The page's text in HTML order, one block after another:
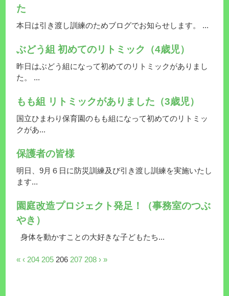
た
本日は引き渡し訓練のためブログでお知らせします。 ...
ぶどう組 初めてのリトミック（4歳児）
昨日はぶどう組になって初めてのリトミックがありまし
た。 ...
もも組 リトミックがありました（3歳児）
国立ひまわり保育園のもも組になって初めてのリトミッ
クがあ...
保護者の皆様
明日、9月６日に防災訓練及び引き渡し訓練を実施いたし
ます...
園庭改造プロジェクト発足！（事務室のつぶ
やき）
身体を動かすことの大好きな子どもたち...
« ‹ 204 205 206 207 208 › »